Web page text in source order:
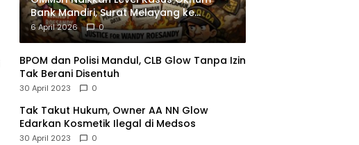
Bank Mandiri, Surat Melayang ke
Presiden
6 April 2026 0
BPOM dan Polisi Mandul, CLB Glow Tanpa Izin
Tak Berani Disentuh
30 April 2023 0
Tak Takut Hukum, Owner AA NN Glow
Edarkan Kosmetik Ilegal di Medsos
30 April 2023 0